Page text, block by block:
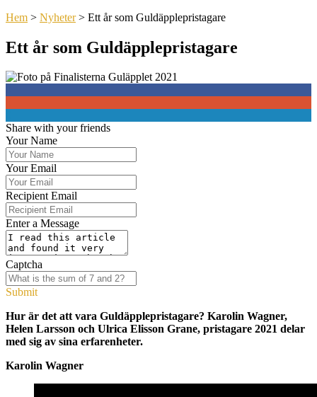
Hem > Nyheter> Ett år som Guldäpplepristagare
Ett år som Guldäpplepristagare
Share with your friends
Your Name
Your Email
Recipient Email
Enter a Message
Captcha
Submit
Hur är det att vara Guldäpplepristagare? Karolin Wagner,
Helen Larsson och Ulrica Elisson Grane, pristagare 2021 delar
med sig av sina erfarenheter.
Karolin Wagner